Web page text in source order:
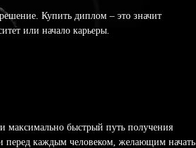
Купить диплом – это значит
или начало карьеры.
максимально быстрый путь получения
перед каждым человеком, желающим начать